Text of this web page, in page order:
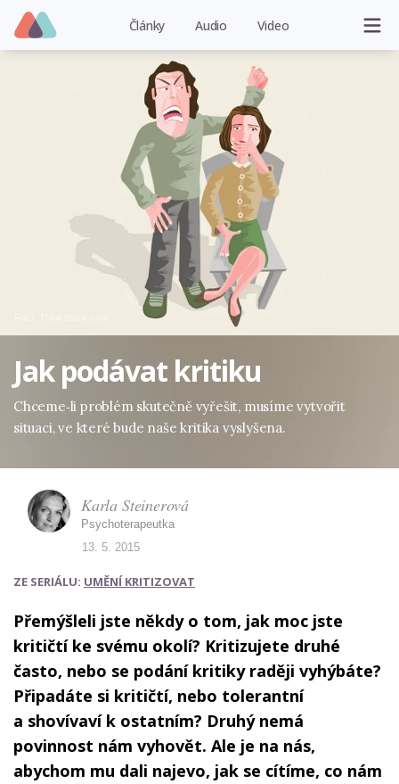
Články Audio Video
Jak podávat kritiku
Chceme‑li problém skutečně vyřešit, musíme vytvořit
situaci, ve které bude naše kritika vyslyšena.
ZE SERIÁLU: UMĚNÍ KRITIZOVAT
Přemýšleli jste někdy o tom, jak moc jste
kritičtí ke svému okolí? Kritizujete druhé
často, nebo se podání kritiky raději vyhýbáte?
Připadáte si kritičtí, nebo tolerantní
a shovívaví k ostatním? Druhý nemá
povinnost nám vyhovět. Ale je na nás,
abychom mu dali najevo, jak se cítíme, co nám
Karla Steinerová
Psychoterapeutka
13. 5. 2015